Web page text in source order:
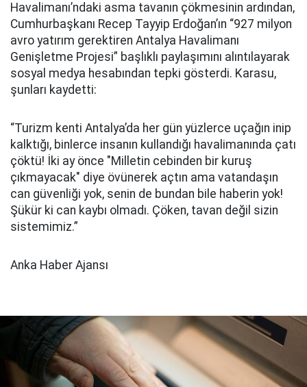
Havalimanı’ndaki asma tavanın çökmesinin ardından,
Cumhurbaşkanı Recep Tayyip Erdoğan’ın “927 milyon
avro yatırım gerektiren Antalya Havalimanı
Genişletme Projesi” başlıklı paylaşımını alıntılayarak
sosyal medya hesabından tepki gösterdi. Karasu,
şunları kaydetti:
“Turizm kenti Antalya’da her gün yüzlerce uçağın inip
kalktığı, binlerce insanın kullandığı havalimanında çatı
çöktü! İki ay önce "Milletin cebinden bir kuruş
çıkmayacak" diye övünerek açtın ama vatandaşın
can güvenliği yok, senin de bundan bile haberin yok!
Şükür ki can kaybı olmadı. Çöken, tavan değil sizin
sistemimiz.”
Anka Haber Ajansı